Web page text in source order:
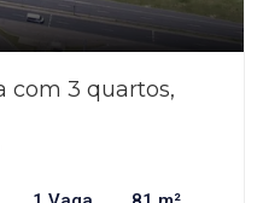
com 3 quartos,